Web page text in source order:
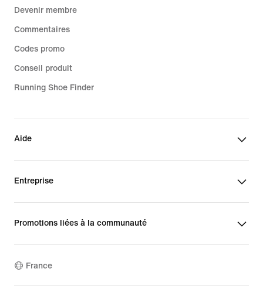
Devenir membre
Commentaires
Codes promo
Conseil produit
Running Shoe Finder
Aide
Entreprise
Promotions liées à la communauté
France